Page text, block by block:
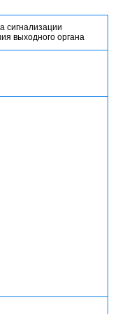
сигнализации
выходного органа